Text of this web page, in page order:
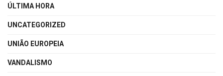
ÚLTIMA HORA
UNCATEGORIZED
UNIÃO EUROPEIA
VANDALISMO